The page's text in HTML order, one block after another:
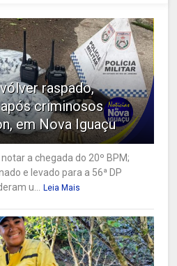
raspado,
criminosos
em Nova Iguaçu
a chegada do 20º BPM;
e levado para a 56ª DP
u...
Leia Mais